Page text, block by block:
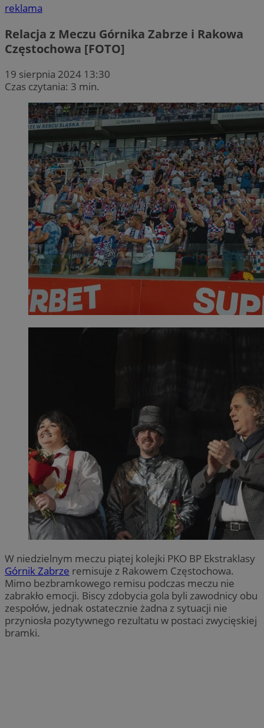
reklama
Relacja z Meczu Górnika Zabrze i Rakowa
Częstochowa [FOTO]
19 sierpnia 2024 13:30
Czas czytania: 3 min.
W niedzielnym meczu piątej kolejki PKO BP Ekstraklasy
Górnik Zabrze remisuje z Rakowem Częstochowa.
Mimo bezbramkowego remisu podczas meczu nie
zabrakło emocji. Biscy zdobycia gola byli zawodnicy obu
zespołów, jednak ostatecznie żadna z sytuacji nie
przyniosła pozytywnego rezultatu w postaci zwycięskiej
bramki.